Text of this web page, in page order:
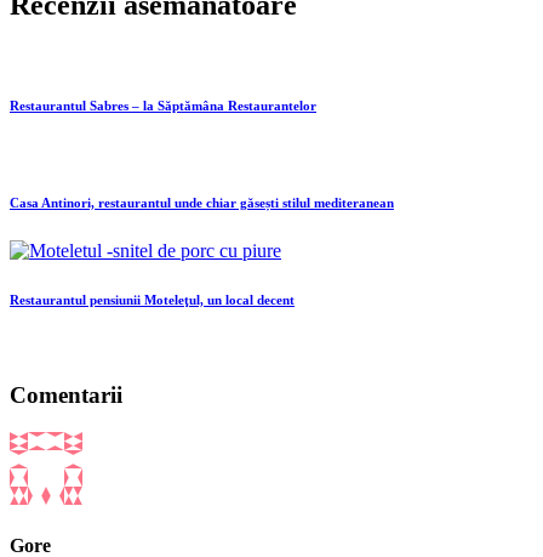
Restaurantul Sabres – la Săptămâna Restaurantelor
Casa Antinori, restaurantul unde chiar găsești stilul mediteranean
Restaurantul pensiunii Moteleţul, un local decent
Comentarii
Gore